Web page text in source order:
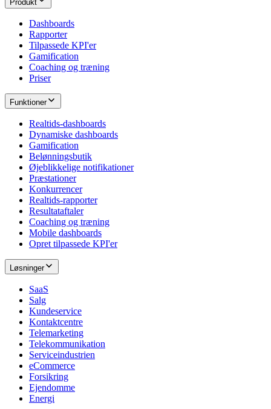
Produkt
Dashboards
Rapporter
Tilpassede KPI'er
Gamification
Coaching og træning
Priser
Funktioner
Realtids-dashboards
Dynamiske dashboards
Gamification
Belønningsbutik
Øjeblikkelige notifikationer
Præstationer
Konkurrencer
Realtids-rapporter
Resultataftaler
Coaching og træning
Mobile dashboards
Opret tilpassede KPI'er
Løsninger
SaaS
Salg
Kundeservice
Kontaktcentre
Telemarketing
Telekommunikation
Serviceindustrien
eCommerce
Forsikring
Ejendomme
Energi